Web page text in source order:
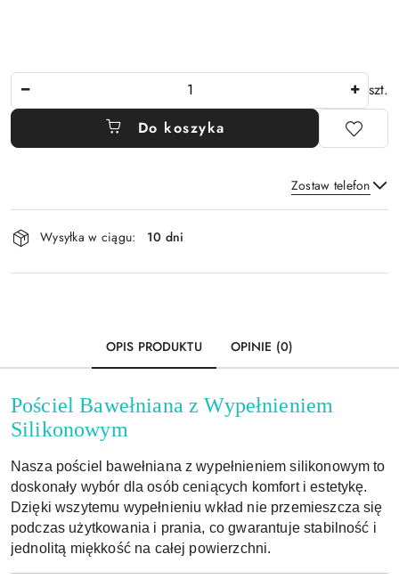
szt.
Do koszyka
Zostaw telefon
Dostępność
i
dostawa
Wysyłka w ciągu: 10 dni
OPIS PRODUKTU OPINIE (0)
Pościel Bawełniana z Wypełnieniem
Silikonowym
Nasza pościel bawełniana z wypełnieniem silikonowym to
doskonały wybór dla osób ceniących komfort i estetykę.
Dzięki wszytemu wypełnieniu wkład nie przemieszcza się
podczas użytkowania i prania, co gwarantuje stabilność i
jednolitą miękkość na całej powierzchni.